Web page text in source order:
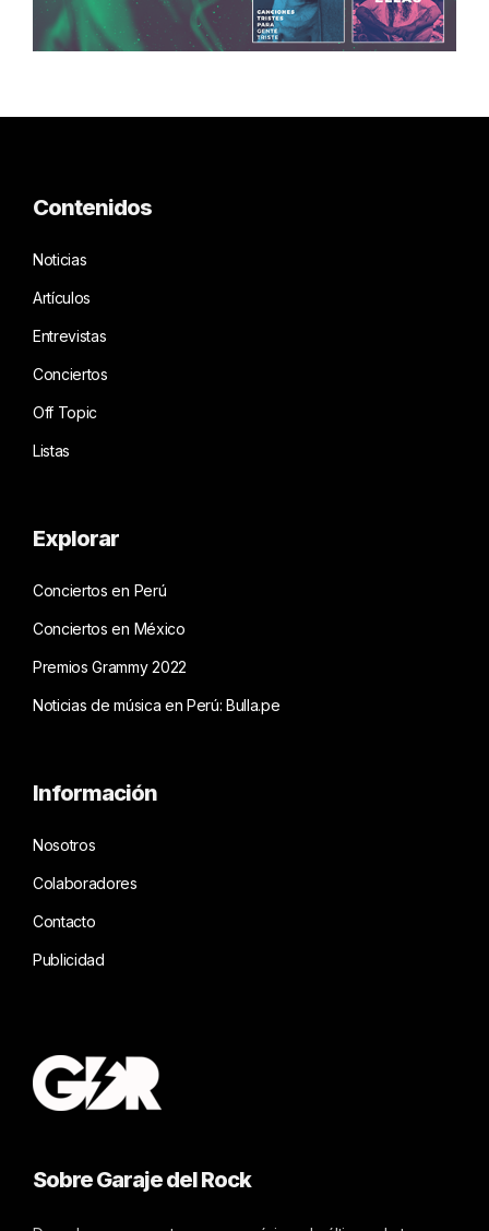
Contenidos
Noticias
Artículos
Entrevistas
Conciertos
Off Topic
Listas
Explorar
Conciertos en Perú
Conciertos en México
Premios Grammy 2022
Noticias de música en Perú: Bulla.pe
Información
Nosotros
Colaboradores
Contacto
Publicidad
Sobre Garaje del Rock